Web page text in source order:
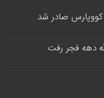
کووپارس صادر شد